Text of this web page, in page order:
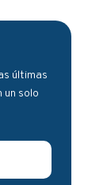
últimas
un solo